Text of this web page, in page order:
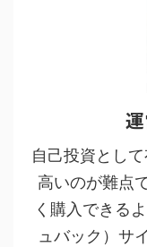
自己投資とし
高いのが難点
く購入できる
ュバック）サ